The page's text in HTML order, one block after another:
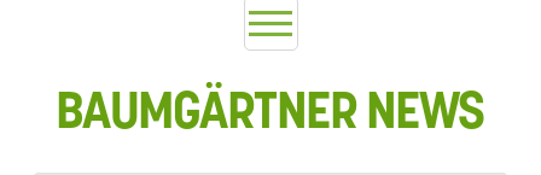
BAUMGÄRTNER NEWS